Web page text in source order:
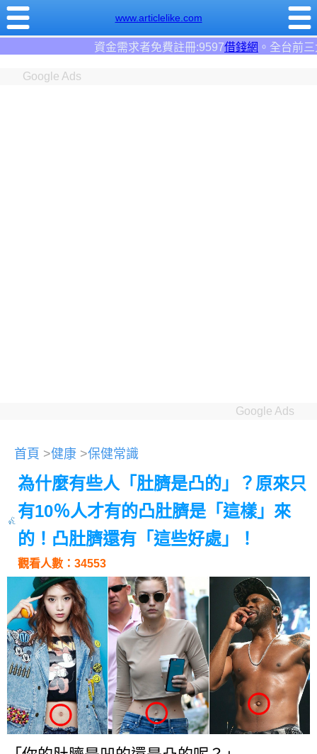
www.articlelike.com
需求者免費註冊:9597借錢網。全台前三大借錢網站！
Google Ads
Google Ads
首頁 >健康 >保健常識
為什麼有些人「肚臍是凸的」？原來只
有10％人才有的凸肚臍是「這樣」來
的！凸肚臍還有「這些好處」！
觀看人數：34553